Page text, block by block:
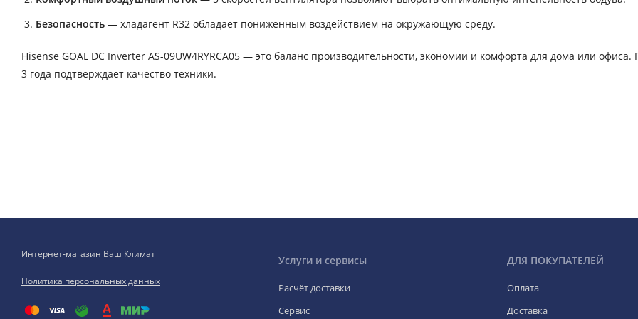
Безопасность — хладагент R32 обладает пониженным воздействием на окружающую среду.
Hisense GOAL DC Inverter AS-09UW4RYRCA05 — это баланс производительности, экономии и комфорта для дома или офиса.
3 года подтверждает качество техники.
Интернет-магазин Ваш Климат
Политика персональных данных
Услуги и сервисы
Расчёт доставки
Сервис
ДЛЯ ПОКУПАТЕЛЕЙ
Оплата
Доставка